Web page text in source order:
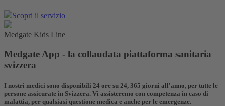
Scopri il servizio
Medgate Kids Line
Medgate App - la collaudata piattaforma sanitaria
svizzera
I nostri medici sono disponibili 24 ore su 24, 365 giorni all'anno, per tutte le
persone assicurate in Svizzera. Vi assisteremo con competenza in caso di
malattia, per qualsiasi questione medica e anche per le emergenze.